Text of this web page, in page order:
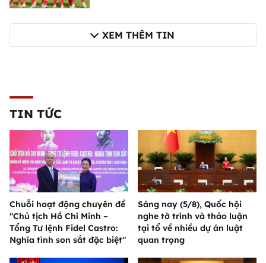
XEM THÊM TIN
TIN TỨC
Chuỗi hoạt động chuyên đề
"Chủ tịch Hồ Chí Minh –
Tổng Tư lệnh Fidel Castro:
Nghĩa tình son sắt đặc biệt"
Sáng nay (5/8), Quốc hội
nghe tờ trình và thảo luận
tại tổ về nhiều dự án luật
quan trọng